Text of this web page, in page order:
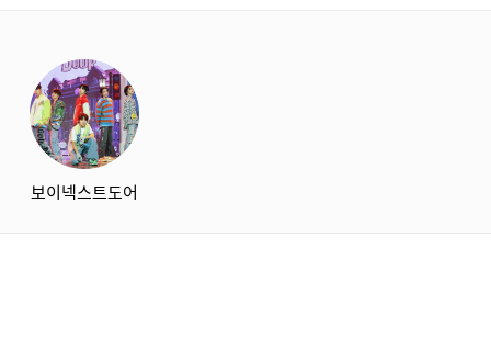
보이넥스트도어